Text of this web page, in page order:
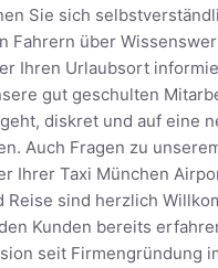
Sie sich
Fahrern über
Ihren Urlaubsort
gut geschulten
diskret und auf eine
Auch Fragen zu
Ihrer Taxi München
Reise sind herzlich
Kunden bereits
seit Firmengründung